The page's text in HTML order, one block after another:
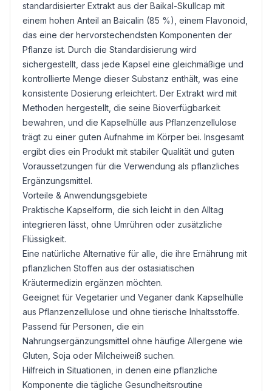
standardisierter Extrakt aus der Baikal-Skullcap mit
einem hohen Anteil an Baicalin (85 %), einem Flavonoid,
das eine der hervorstechendsten Komponenten der
Pflanze ist. Durch die Standardisierung wird
sichergestellt, dass jede Kapsel eine gleichmäßige und
kontrollierte Menge dieser Substanz enthält, was eine
konsistente Dosierung erleichtert. Der Extrakt wird mit
Methoden hergestellt, die seine Bioverfügbarkeit
bewahren, und die Kapselhülle aus Pflanzenzellulose
trägt zu einer guten Aufnahme im Körper bei. Insgesamt
ergibt dies ein Produkt mit stabiler Qualität und guten
Voraussetzungen für die Verwendung als pflanzliches
Ergänzungsmittel.
Vorteile & Anwendungsgebiete
Praktische Kapselform, die sich leicht in den Alltag
integrieren lässt, ohne Umrühren oder zusätzliche
Flüssigkeit.
Eine natürliche Alternative für alle, die ihre Ernährung mit
pflanzlichen Stoffen aus der ostasiatischen
Kräutermedizin ergänzen möchten.
Geeignet für Vegetarier und Veganer dank Kapselhülle
aus Pflanzenzellulose und ohne tierische Inhaltsstoffe.
Passend für Personen, die ein
Nahrungsergänzungsmittel ohne häufige Allergene wie
Gluten , Soja oder Milcheiweiß suchen.
Hilfreich in Situationen, in denen eine pflanzliche
Komponente die tägliche Gesundheitsroutine